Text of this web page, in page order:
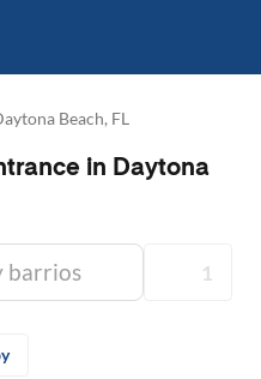
Beach, FL
in Daytona
1